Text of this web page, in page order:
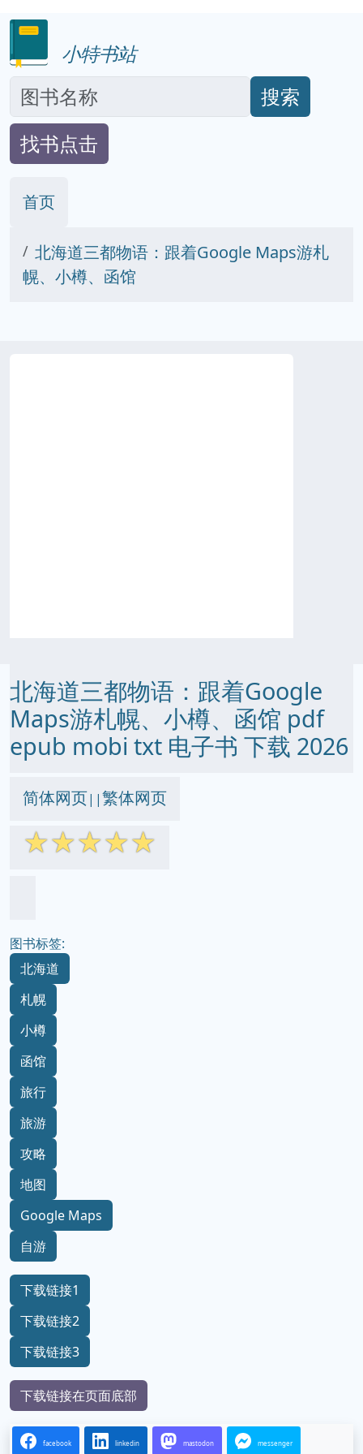
小特书站
搜索
找书点击
首页
北海道三都物语：跟着Google Maps游札
幌、小樽、函馆
北海道三都物语：跟着Google
Maps游札幌、小樽、函馆 pdf
epub mobi txt 电子书 下载 2026
简体网页||繁体网页
☆☆☆☆☆
图书标签:
北海道
札幌
小樽
函馆
旅行
旅游
攻略
地图
Google Maps
自游
下载链接1
下载链接2
下载链接3
下载链接在页面底部
facebook linkedin mastodon messenger